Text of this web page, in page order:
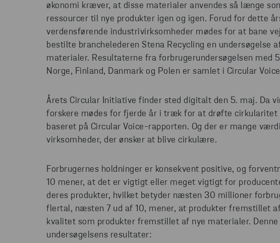
økonomi kræver, at disse materialer anvendes så længe
ressourcer til nye produkter igen og igen. Forud for dette
verdensførende industrivirksomheder mødes for at bane
bestilte branchelederen Stena Recycling en undersøgelse
materialer. Resultaterne fra forbrugerundersøgelsen med
Norge, Finland, Danmark og Polen er samlet i Circular
Årets Circular Initiative finder sted digitalt den 5. maj. Da
forskere mødes for fjerde år i træk for at drøfte cirkularitet
baseret på Circular Voice-rapporten. Og der er mange
virksomheder, der ønsker at blive cirkulære.
Forbrugernes holdninger er konsekvent positive, og
10 mener, at det er vigtigt eller meget vigtigt for
deres produkter, hvilket betyder næsten 30 millioner
flertal, næsten 7 ud af 10, mener, at produkter fremstillet
kvalitet som produkter fremstillet af nye materialer.
undersøgelsens resultater: